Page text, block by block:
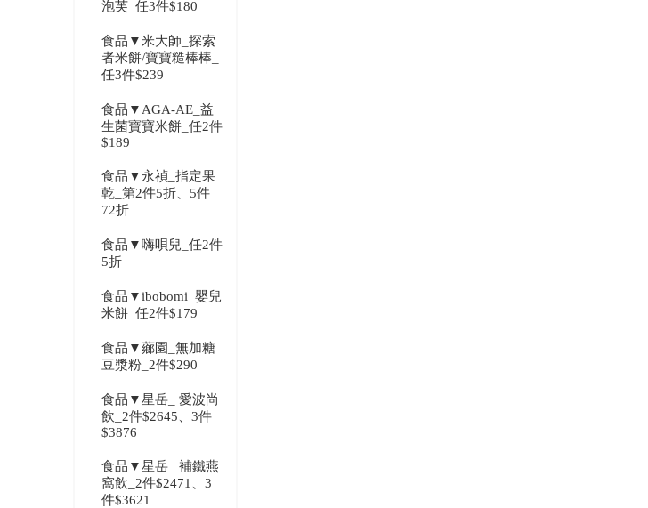
泡芙_任3件$180
食品▼米大師_探索
者米餅/寶寶糙棒棒_
任3件$239
食品▼AGA-AE_益
生菌寶寶米餅_任2件
$189
食品▼永禎_指定果
乾_第2件5折、5件
72折
食品▼嗨唄兒_任2件
5折
食品▼ibobomi_嬰兒
米餅_任2件$179
食品▼薌園_無加糖
豆漿粉_2件$290
食品▼星岳_ 愛波尚
飲_2件$2645、3件
$3876
食品▼星岳_ 補鐵燕
窩飲_2件$2471、3
件$3621